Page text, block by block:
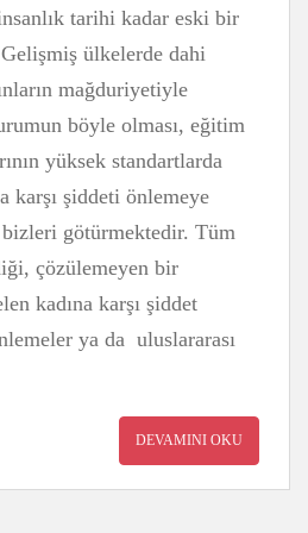
tarihi kadar eski bir
ülkelerde dahi
mağduriyetiyle
böyle olması, eğitim
yüksek standartlarda
karşı şiddeti önlemeye
götürmektedir. Tüm
çözülemeyen bir
kadına karşı şiddet
ya da uluslararası
DEVAMINI OKU